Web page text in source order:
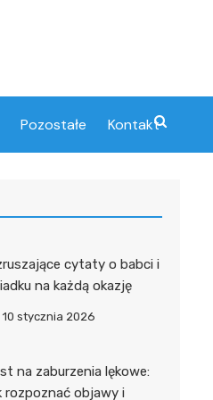
Pozostałe Kontakt
cytaty o babci i
na każdą okazję
10 stycznia 2026
na zaburzenia lękowe:
rozpoznać objawy i